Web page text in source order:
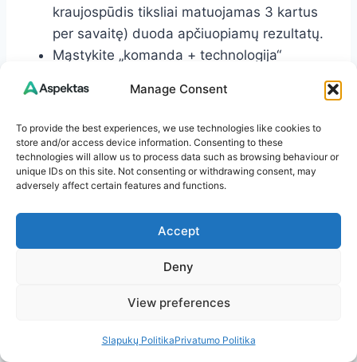
Manage Consent
To provide the best experiences, we use technologies like cookies to
store and/or access device information. Consenting to these
technologies will allow us to process data such as browsing behaviour or
unique IDs on this site. Not consenting or withdrawing consent, may
adversely affect certain features and functions.
Accept
Deny
View preferences
Slapukų PolitikaPrivatumo Politika
kraujospūdis tiksliai matuojamas 3 kartus
per savaitę) duoda apčiuopiamų rezultatų.
Mąstykite „komanda + technologija“
Geriausi sprendimai gimsta, kai jos papildo
save.
Pastaba: Ši informacija yra bendro pobūdžio ir
nepakeičia individualios gydytojo konsultacijos.
Dėl diagnozės ar gydymo visada kreipkitės į
sveikatos specialistą.
Šaltinių gairės ir tolesni skaitymai: – Pasaulio
dirbtinio intelekto taikymo sveikatoje (etikos,